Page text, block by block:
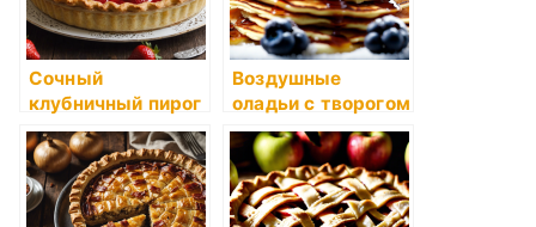
Сочный
клубничный пирог
с воздушным
заварным кремом
Воздушные
оладьи с творогом
и ягодами